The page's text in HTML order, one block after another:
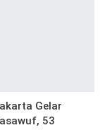
Gelar
53